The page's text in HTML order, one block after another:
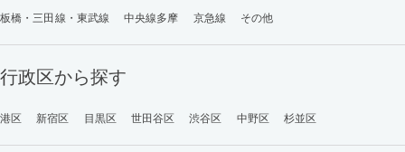
板橋・三田線・東武線
中央線多摩 京急線 その他
行政区から探す
港区 新宿区 目黒区 世田谷区 渋谷区 中野区 杉並区